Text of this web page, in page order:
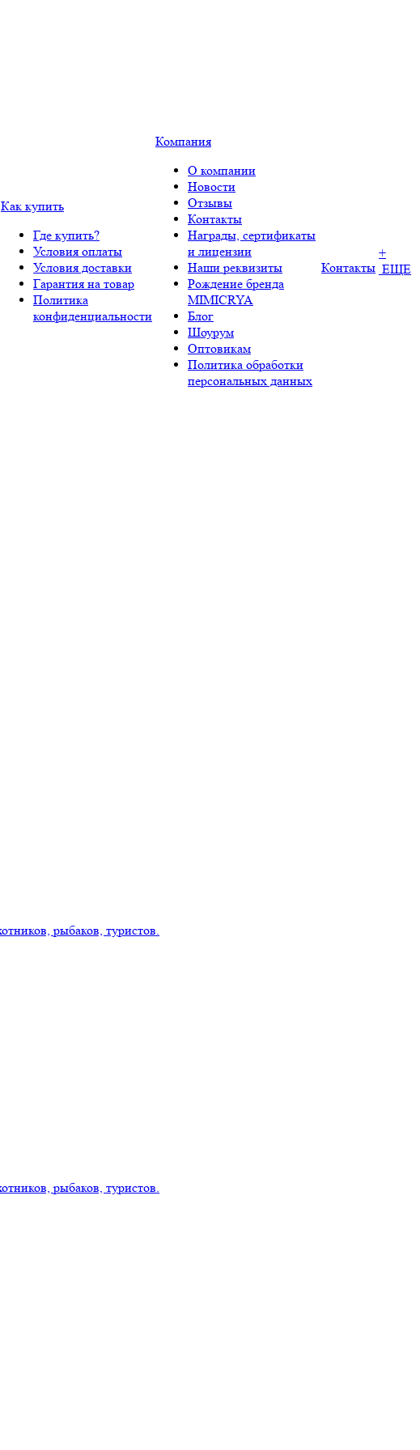
Как купить
Где купить?
Условия оплаты
Условия доставки
Гарантия на товар
Политика
конфиденциальности
Компания
О компании
Новости
Отзывы
Контакты
Награды, сертификаты
и лицензии
Наши реквизиты
Рождение бренда
MIMICRYA
Блог
Шоурум
Оптовикам
Политика обработки
персональных данных
Контакты
+
ЕЩЕ